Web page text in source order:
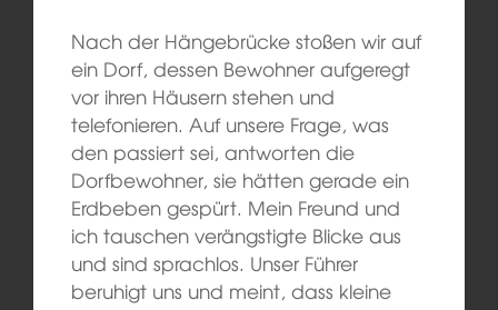
Nach der Hängebrücke stoßen wir auf
ein Dorf, dessen Bewohner aufgeregt
vor ihren Häusern stehen und
telefonieren. Auf unsere Frage, was
den passiert sei, antworten die
Dorfbewohner, sie hätten gerade ein
Erdbeben gespürt. Mein Freund und
ich tauschen verängstigte Blicke aus
und sind sprachlos. Unser Führer
beruhigt uns und meint, dass kleine